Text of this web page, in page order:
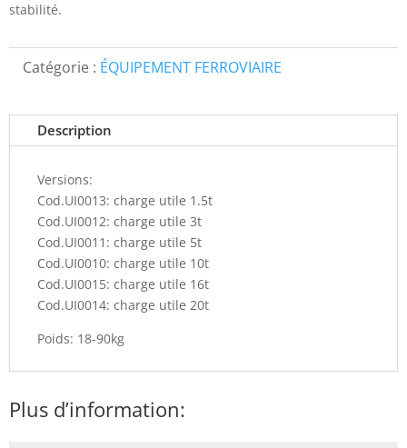
stabilité.
Catégorie : ÉQUIPEMENT FERROVIAIRE
Description
Versions:
Cod.UI0013: charge utile 1.5t
Cod.UI0012: charge utile 3t
Cod.UI0011: charge utile 5t
Cod.UI0010: charge utile 10t
Cod.UI0015: charge utile 16t
Cod.UI0014: charge utile 20t
Poids: 18-90kg
Plus d’information: